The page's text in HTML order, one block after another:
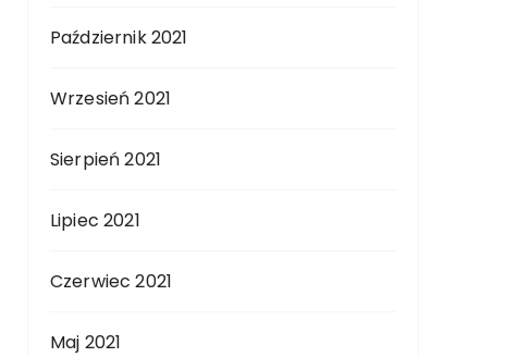
Październik 2021
Wrzesień 2021
Sierpień 2021
Lipiec 2021
Czerwiec 2021
Maj 2021